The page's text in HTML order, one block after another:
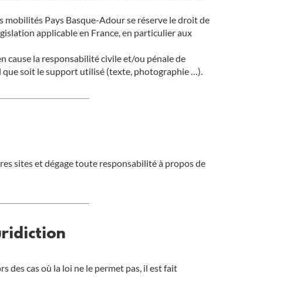
Pays Basque-Adour se réserve le droit de
applicable en France, en particulier aux
cause la responsabilité civile et/ou pénale de
que soit le support utilisé (texte, photographie …).
sites et dégage toute responsabilité à propos de
des cas où la loi ne le permet pas, il est fait